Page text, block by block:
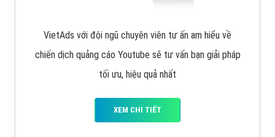
VietAds với đội ngũ chuyên viên tư ấn am hiểu về
chiến dịch quảng cáo Youtube sẽ tư vấn bạn giải pháp
tối ưu, hiệu quả nhất
XEM CHI TIẾT